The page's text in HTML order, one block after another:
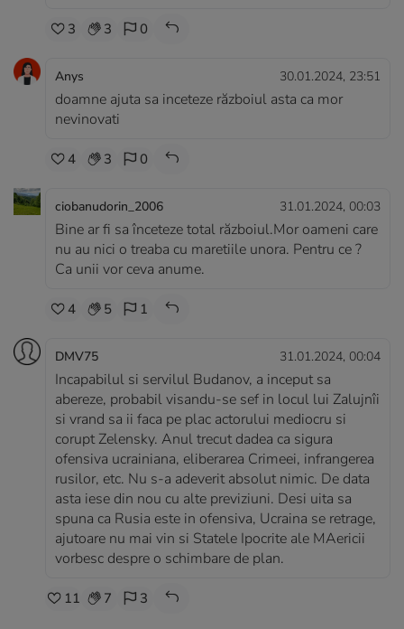
3 3 0
Anys 30.01.2024, 23:51
doamne ajuta sa inceteze războiul asta ca mor
nevinovati
4 3 0
ciobanudorin_2006 31.01.2024, 00:03
Bine ar fi sa înceteze total războiul.Mor oameni care
nu au nici o treaba cu maretiile unora. Pentru ce ?
Ca unii vor ceva anume.
4 5 1
DMV75 31.01.2024, 00:04
Incapabilul si servilul Budanov, a inceput sa
abereze, probabil visandu-se sef in locul lui Zalujnîi
si vrand sa ii faca pe plac actorului mediocru si
corupt Zelensky. Anul trecut dadea ca sigura
ofensiva ucrainiana, eliberarea Crimeei, infrangerea
rusilor, etc. Nu s-a adeverit absolut nimic. De data
asta iese din nou cu alte previziuni. Desi uita sa
spuna ca Rusia este in ofensiva, Ucraina se retrage,
ajutoare nu mai vin si Statele Ipocrite ale MAericii
vorbesc despre o schimbare de plan.
11 7 3